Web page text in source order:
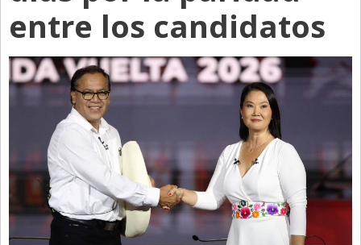
Coleccionistas
Con Estilo
De Bolsillo
Diarios de Argentina
Diarios del Mundo
Directivos
Ecología y Ambiente
Economía
El Experto
entre los candidatos